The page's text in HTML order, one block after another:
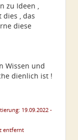
zu Ideen ,
dies , das
diese
Wissen und
dienlich ist !
19.09.2022 -
entfernt